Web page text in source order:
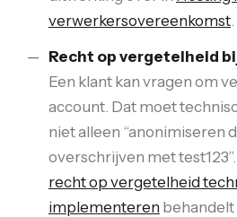
verwerkersovereenkomst.
Recht op vergetelheid
Een klant kan vragen om
account. Dat moet
niet alleen “anonimiseren
overschrijven met
recht op vergetelheid
implementeren behandelt